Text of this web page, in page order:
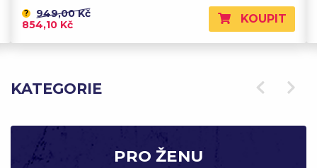
?
949,00 Kč
854,10 Kč
KOUPIT
KATEGORIE
PRO ŽENU